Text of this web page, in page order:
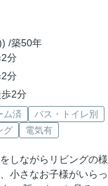
/築50年
分
分
2分
ム済
バス・トイレ別
グ 電気有
しながらリビングの様
小さなお子様がいらっ